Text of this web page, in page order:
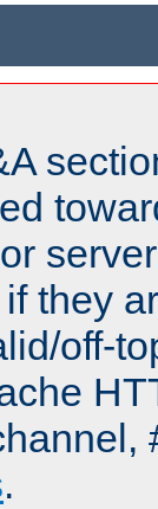
they
off-
.